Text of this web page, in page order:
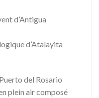
d’Antigua
d’Atalayita
del Rosario
plein air composé